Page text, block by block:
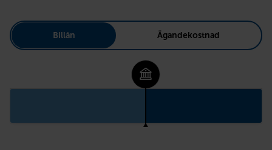
Billån Ägandekostnad